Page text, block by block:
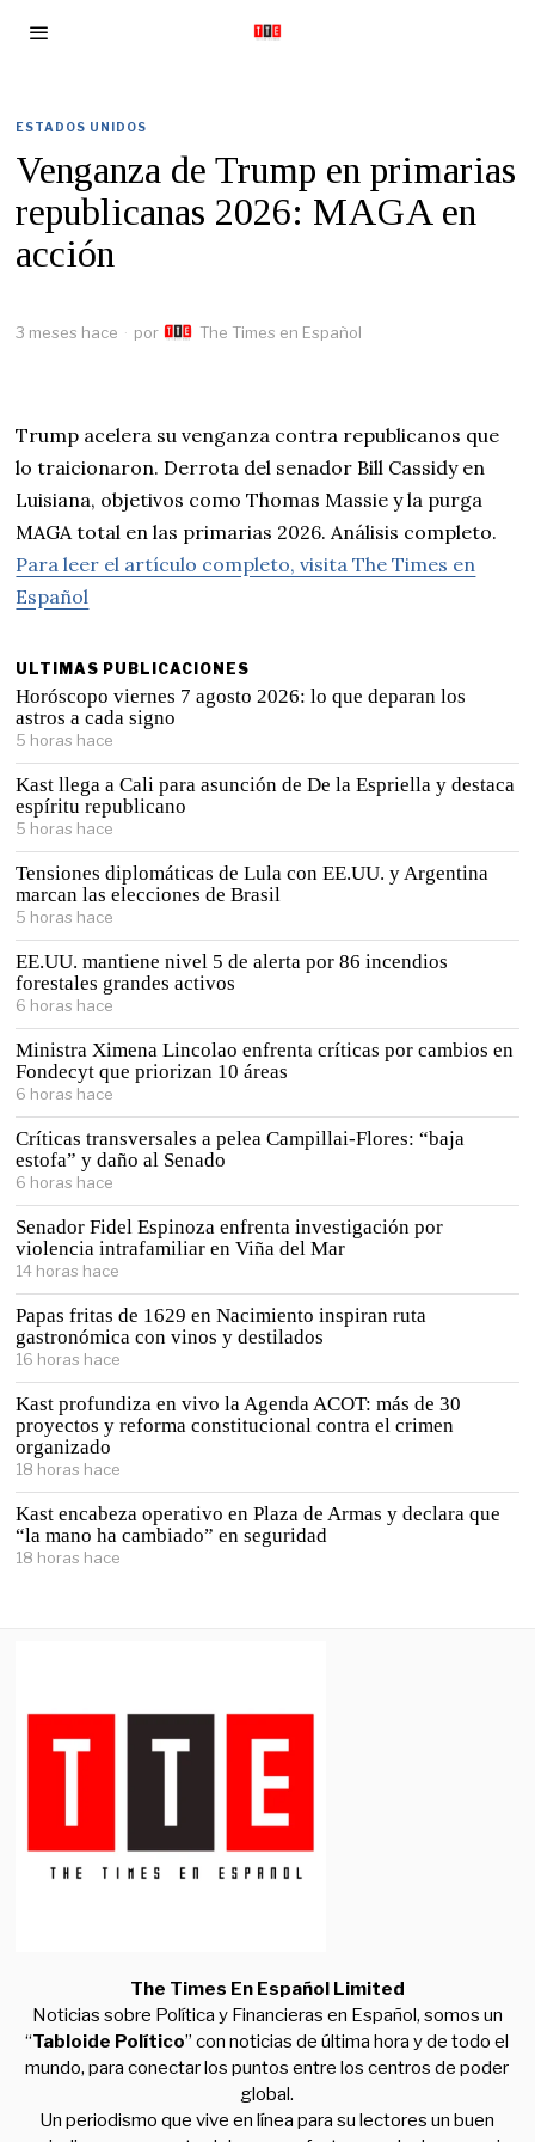
ESTADOS UNIDOS
Venganza de Trump en primarias
republicanas 2026: MAGA en
acción
3 meses hace por The Times en Español
Trump acelera su venganza contra republicanos que
lo traicionaron. Derrota del senador Bill Cassidy en
Luisiana, objetivos como Thomas Massie y la purga
MAGA total en las primarias 2026. Análisis completo.
Para leer el artículo completo, visita The Times en
Español
ULTIMAS PUBLICACIONES
Horóscopo viernes 7 agosto 2026: lo que deparan los
astros a cada signo
5 horas hace
Kast llega a Cali para asunción de De la Espriella y destaca
espíritu republicano
5 horas hace
Tensiones diplomáticas de Lula con EE.UU. y Argentina
marcan las elecciones de Brasil
5 horas hace
EE.UU. mantiene nivel 5 de alerta por 86 incendios
forestales grandes activos
6 horas hace
Ministra Ximena Lincolao enfrenta críticas por cambios en
Fondecyt que priorizan 10 áreas
6 horas hace
Críticas transversales a pelea Campillai-Flores: “baja
estofa” y daño al Senado
6 horas hace
Senador Fidel Espinoza enfrenta investigación por
violencia intrafamiliar en Viña del Mar
14 horas hace
Papas fritas de 1629 en Nacimiento inspiran ruta
gastronómica con vinos y destilados
16 horas hace
Kast profundiza en vivo la Agenda ACOT: más de 30
proyectos y reforma constitucional contra el crimen
organizado
18 horas hace
Kast encabeza operativo en Plaza de Armas y declara que
“la mano ha cambiado” en seguridad
18 horas hace
The Times En Español Limited
Noticias sobre Política y Financieras en Español, somos un
“Tabloide Político” con noticias de última hora y de todo el
mundo, para conectar los puntos entre los centros de poder
global.
Un periodismo que vive en línea para su lectores un buen